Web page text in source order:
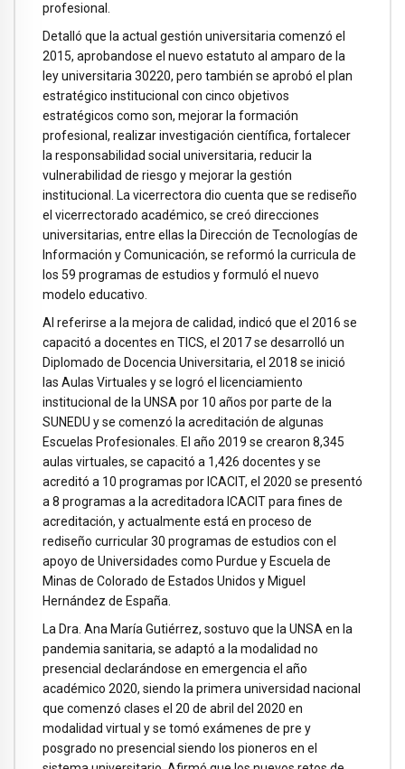
profesional.
Detalló que la actual gestión universitaria comenzó el
2015, aprobandose el nuevo estatuto al amparo de la
ley universitaria 30220, pero también se aprobó el plan
estratégico institucional con cinco objetivos
estratégicos como son, mejorar la formación
profesional, realizar investigación científica, fortalecer
la responsabilidad social universitaria, reducir la
vulnerabilidad de riesgo y mejorar la gestión
institucional. La vicerrectora dio cuenta que se rediseño
el vicerrectorado académico, se creó direcciones
universitarias, entre ellas la Dirección de Tecnologías de
Información y Comunicación, se reformó la curricula de
los 59 programas de estudios y formuló el nuevo
modelo educativo.
Al referirse a la mejora de calidad, indicó que el 2016 se
capacitó a docentes en TICS, el 2017 se desarrolló un
Diplomado de Docencia Universitaria, el 2018 se inició
las Aulas Virtuales y se logró el licenciamiento
institucional de la UNSA por 10 años por parte de la
SUNEDU y se comenzó la acreditación de algunas
Escuelas Profesionales. El año 2019 se crearon 8,345
aulas virtuales, se capacitó a 1,426 docentes y se
acreditó a 10 programas por ICACIT, el 2020 se presentó
a 8 programas a la acreditadora ICACIT para fines de
acreditación, y actualmente está en proceso de
rediseño curricular 30 programas de estudios con el
apoyo de Universidades como Purdue y Escuela de
Minas de Colorado de Estados Unidos y Miguel
Hernández de España.
La Dra. Ana María Gutiérrez, sostuvo que la UNSA en la
pandemia sanitaria, se adaptó a la modalidad no
presencial declarándose en emergencia el año
académico 2020, siendo la primera universidad nacional
que comenzó clases el 20 de abril del 2020 en
modalidad virtual y se tomó exámenes de pre y
posgrado no presencial siendo los pioneros en el